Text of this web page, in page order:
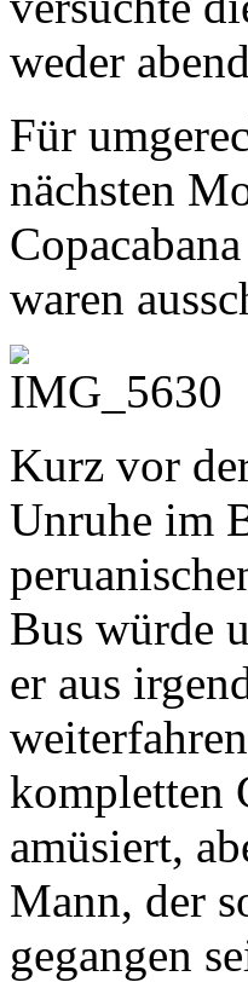
weder
Für
nächsten
waren
Kurz vor
Unruhe im
Bus würde
er aus
kompletten
amüsiert,
Mann, der
gegangen